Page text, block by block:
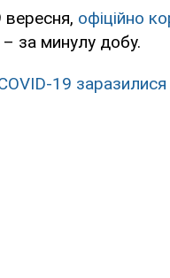
вересня, офіційно
за минулу добу.
19 заразилися